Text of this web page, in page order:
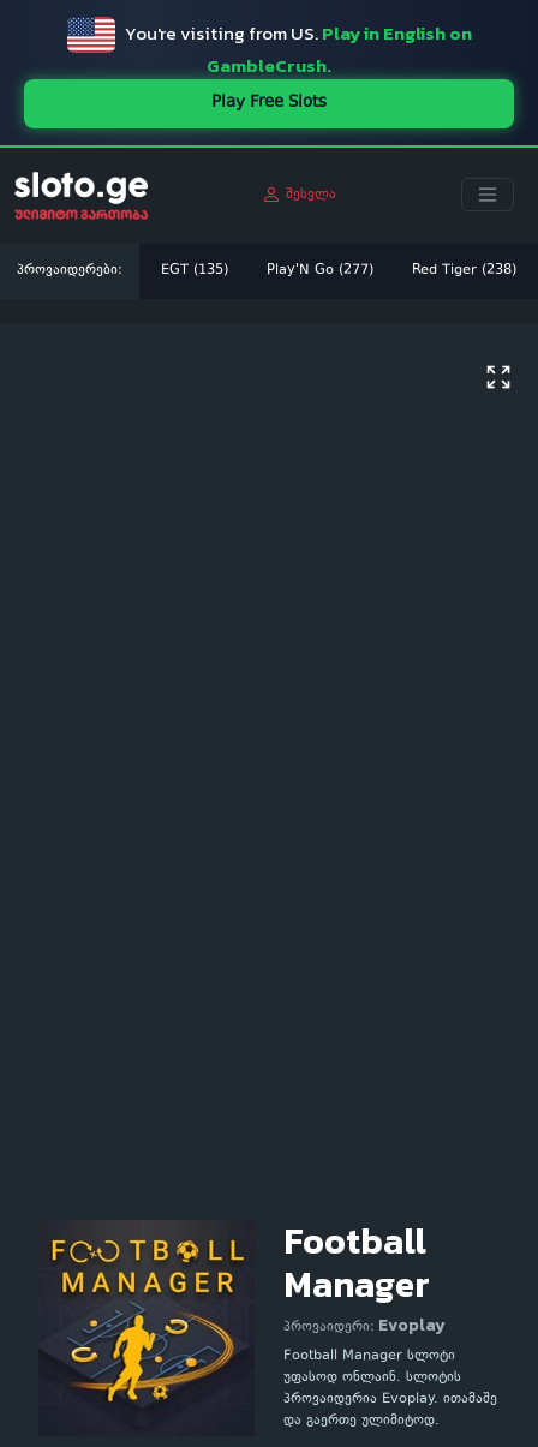
You're visiting from US.Play in English on
GambleCrush.
Play Free Slots
შესვლა
პროვაიდერები: EGT (135) Play'N Go (277) Red Tiger (238)
Football
Manager
პროვაიდერი: Evoplay
Football Manager სლოტი
უფასოდ ონლაინ. სლოტის
პროვაიდერია Evoplay. ითამაშე
და გაერთე ულიმიტოდ.